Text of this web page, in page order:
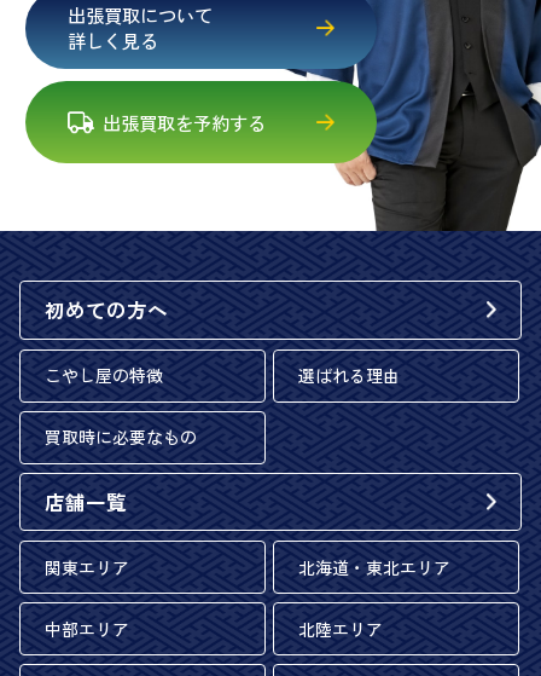
出張買取について
詳しく見る
出張買取を予約する
初めての方へ
こやし屋の特徴 選ばれる理由
買取時に必要なもの
店舗一覧
関東エリア 北海道・東北エリア
中部エリア 北陸エリア